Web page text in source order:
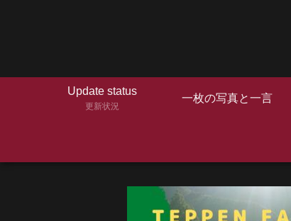
Update status
更新状況
一枚の写真と一言